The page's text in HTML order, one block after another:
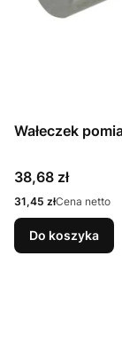
Wałeczek
Cena
38,68 zł
Cena
31,45 złCena netto
Do koszyka